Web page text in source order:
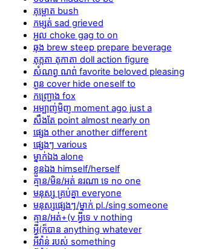
គុម្ពោត bush
កម្សត់ sad grieved
អួល choke gag to on
ឆុង brew steep prepare beverage
តុក្កតា តុកាតា doll action figure
សំណព្វ ណព់ favorite beloved pleasing
ពួន cover hide oneself to
កញ្ជ្រោង fox
អម្បាញ់មិញ moment ago just a
សឹងតែ point almost nearly on
ផ្សេង other another different
ផ្សេងៗ various
ម្នាក់ឯង alone
ខ្លួនឯង himself/herself
គ្មាន​/មិន/អត់ នរណា ទេ no one
មនុស្ស គ្រប់គ្នា everyone
មនុស្សផ្សេងៗ/ម្នាក់ pl./sing someone
គ្មាន​/អត់+(v អ្វីទេ v nothing
អ្វី(ក៏បាន anything whatever
អីវ៉ាន់ របស់ something